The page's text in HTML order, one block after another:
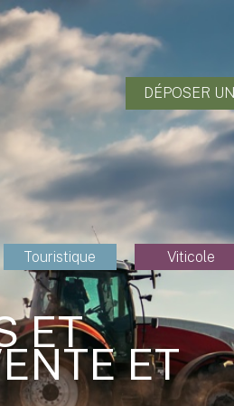
DÉPOSER
Touristique Viticole
ET
ET